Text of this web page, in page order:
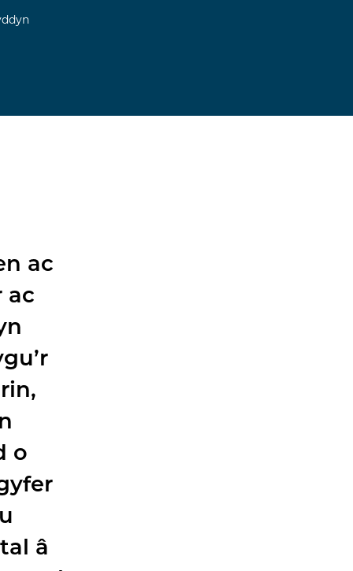
ac
ac
o
â